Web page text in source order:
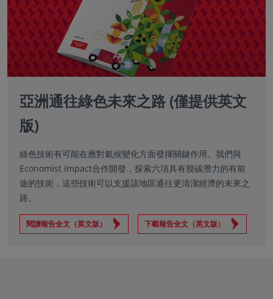
亞洲通往綠色未來之路 (僅提供英文
版)
綠色技術有可能在應對氣候變化方面發揮關鍵作用。我們與
Economist Impact合作開發，探索六項具有脫碳潛力的有前
途的技術，這些技術可以支援該地區通往更清潔經濟的未來之
路。
閱讀報告全文（英文版） 下載報告全文（英文版）